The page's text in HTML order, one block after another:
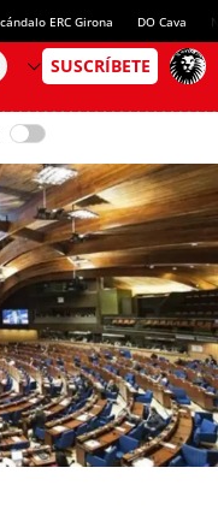
ERC Girona DO Cava